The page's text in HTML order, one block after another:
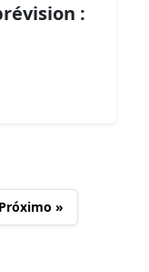
:
Próximo »